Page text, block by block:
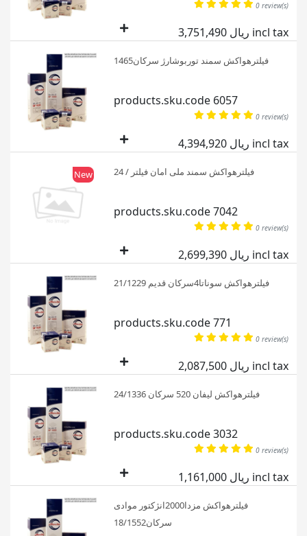
0 review(s)
3,751,490 ریال incl tax
فیلترهواکش سمند توربوشارژ سرکان1465
products.sku.code 6057
0 review(s)
4,394,920 ریال incl tax
New فیلترهواکش سمند ملی امان فیلتر / 24
products.sku.code 7042
0 review(s)
2,699,390 ریال incl tax
فیلترهواکش سوناتا4سرکان قدیم 21/1229
products.sku.code 771
0 review(s)
2,087,500 ریال incl tax
فیلترهواکش لیفان 520 سرکان 24/1336
products.sku.code 3032
0 review(s)
1,161,000 ریال incl tax
فیلترهواکش مزدا2000انژکتور موادی
سرکان18/1552